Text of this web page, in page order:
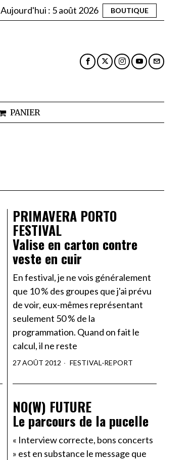
Aujourd'hui : 5 août 2026 BOUTIQUE
PANIER
PRIMAVERA PORTO
FESTIVAL
Valise en carton contre
veste en cuir
En festival, je ne vois généralement
que 10 % des groupes que j'ai prévu
de voir, eux-mêmes représentant
seulement 50 % de la
programmation. Quand on fait le
calcul, il ne reste
27 AOÛT 2012 FESTIVAL·REPORT
NO(W) FUTURE
Le parcours de la pucelle
« Interview correcte, bons concerts
» est en substance le message que